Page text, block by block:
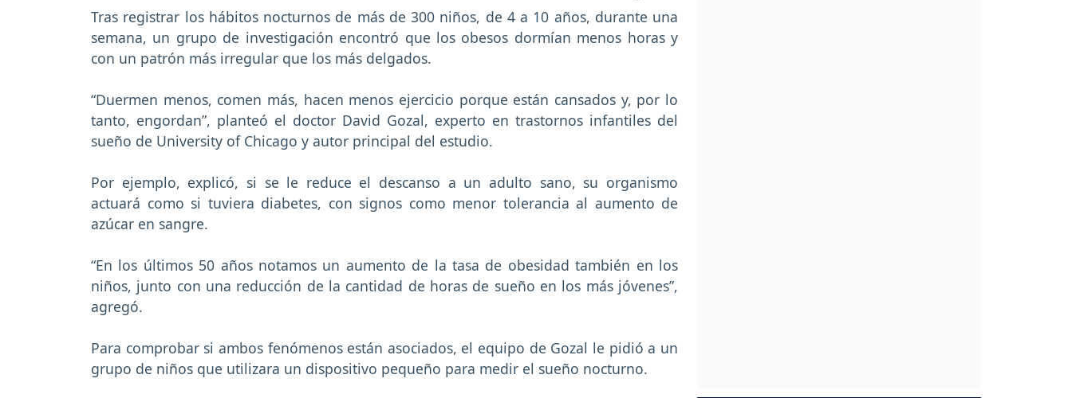
Tras registrar los hábitos nocturnos de más de 300 niños, de 4 a 10 años, durante una
semana, un grupo de investigación encontró que los obesos dormían menos horas y
con un patrón más irregular que los más delgados.
“Duermen menos, comen más, hacen menos ejercicio porque están cansados y, por lo
tanto, engordan”, planteó el doctor David Gozal, experto en trastornos infantiles del
sueño de University of Chicago y autor principal del estudio.
Por ejemplo, explicó, si se le reduce el descanso a un adulto sano, su organismo
actuará como si tuviera diabetes, con signos como menor tolerancia al aumento de
azúcar en sangre.
“En los últimos 50 años notamos un aumento de la tasa de obesidad también en los
niños, junto con una reducción de la cantidad de horas de sueño en los más jóvenes”,
agregó.
Para comprobar si ambos fenómenos están asociados, el equipo de Gozal le pidió a un
grupo de niños que utilizara un dispositivo pequeño para medir el sueño nocturno.